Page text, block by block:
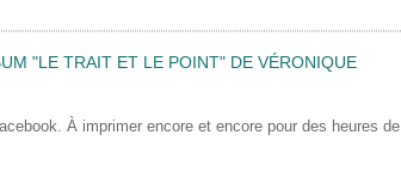
"LE TRAIT ET LE POINT" DE VÉRONIQUE
À imprimer encore et encore pour des heures de